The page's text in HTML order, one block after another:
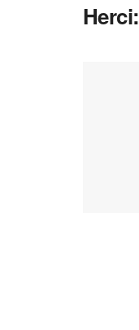
Herci: